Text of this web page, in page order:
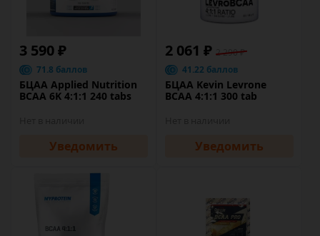
3 590 ₽
71.8 баллов
БЦАА Applied Nutrition
BCAA 6K 4:1:1 240 tabs
Уведомить
2 061 ₽ 2 290 ₽
41.22 баллов
БЦАА Kevin Levrone
BCAA 4:1:1 300 tab
Уведомить